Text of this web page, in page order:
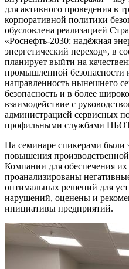
для активного проведения в
корпоративной политики
обусловлена реализацией
«Роснефть-2030: надёжная
энергетический переход», в
планирует выйти на
промышленной безопасности
направленность нынешнего
безопасность и в более
взаимодействие с
администрацией сервисных
профильными службами
На семинаре спикерами были
повышения
Компании для обеспечения их
проанализированы
оптимальных решений для
нарушений, оценены и
инициативы предприятий.